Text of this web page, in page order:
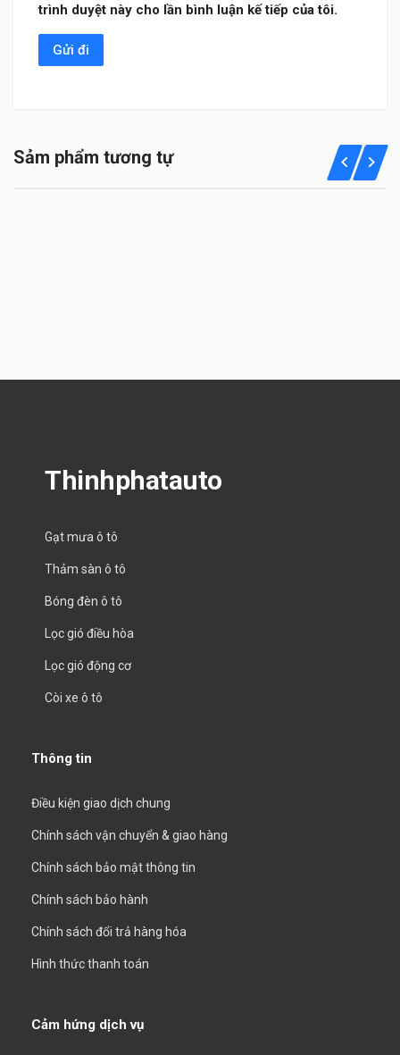
trình duyệt này cho lần bình luận kế tiếp của tôi.
Sảm phẩm tương tự
Thinhphatauto
Gạt mưa ô tô
Thảm sàn ô tô
Bóng đèn ô tô
Lọc gió điều hòa
Lọc gió động cơ
Còi xe ô tô
Thông tin
Điều kiện giao dịch chung
Chính sách vận chuyển & giao hàng
Chính sách bảo mật thông tin
Chính sách bảo hành
Chính sách đổi trả hàng hóa
Hình thức thanh toán
Cảm hứng dịch vụ